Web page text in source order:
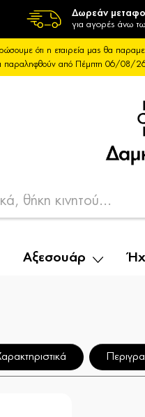
Δωρεάν
για αγορές άνω
ότι η εταιρεία μας θα
παραληφθούν από Πέμπτη 06/
Αξεσουάρ